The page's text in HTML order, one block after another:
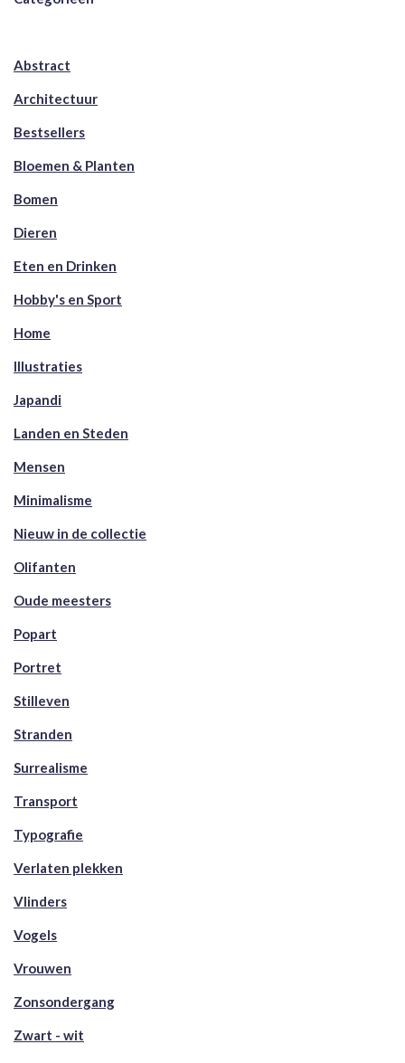
Abstract
Architectuur
Bestsellers
Bloemen & Planten
Bomen
Dieren
Eten en Drinken
Hobby's en Sport
Home
Illustraties
Japandi
Landen en Steden
Mensen
Minimalisme
Nieuw in de collectie
Olifanten
Oude meesters
Popart
Portret
Stilleven
Stranden
Surrealisme
Transport
Typografie
Verlaten plekken
Vlinders
Vogels
Vrouwen
Zonsondergang
Zwart - wit